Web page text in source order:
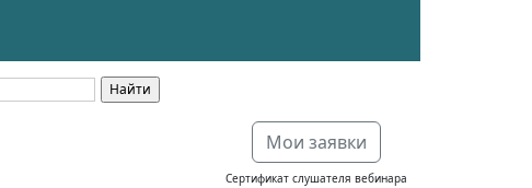
Мои заявки
Сертификат слушателя вебинара